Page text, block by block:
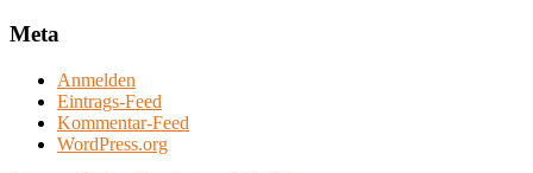
Meta
Anmelden
Eintrags-Feed
Kommentar-Feed
WordPress.org